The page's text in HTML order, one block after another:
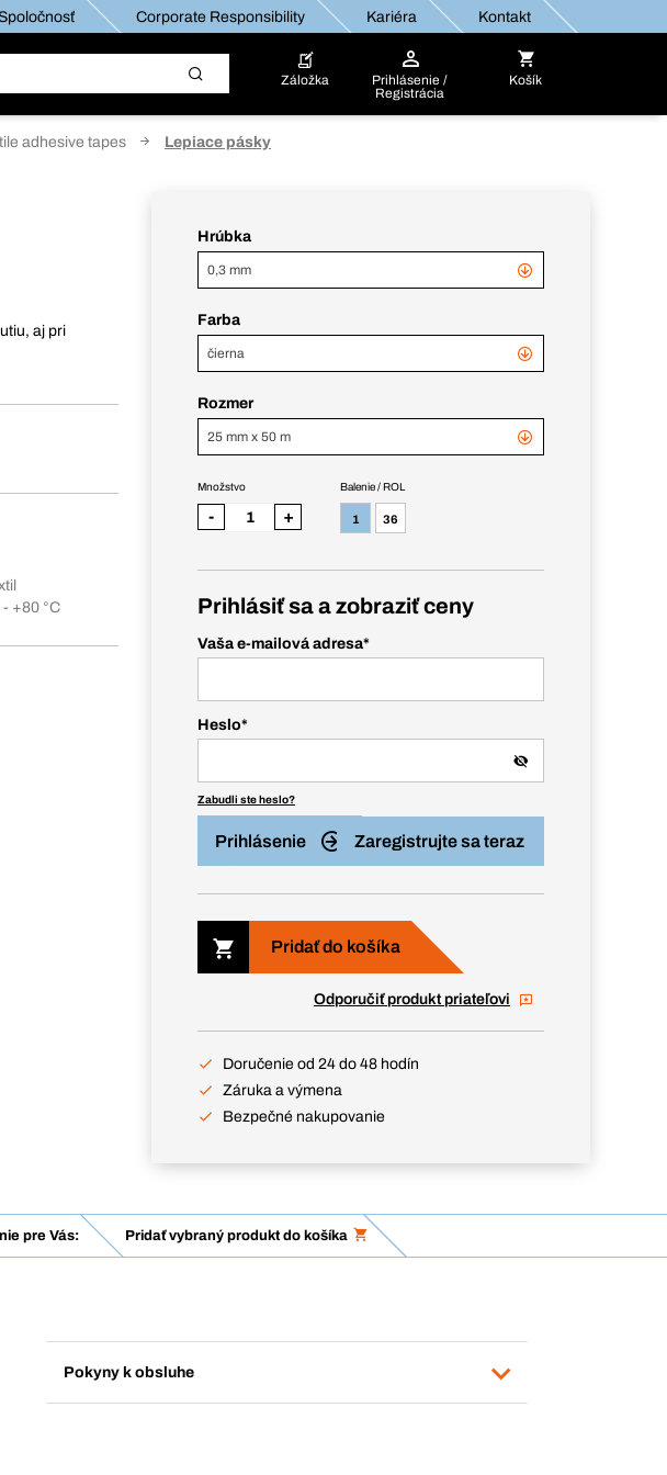
Corporate Responsibility Kariéra Kontakt
Záložka
Prihlásenie /
Registrácia
Košík
adhesive tapes Lepiace pásky
aj pri
+80 °C
Hrúbka
0,3 mm
Farba
čierna
Rozmer
25 mm x 50 m
Balenie / ROL
1 36
Množstvo
- +
Prihlásiť sa a zobraziť ceny
Vaša e-mailová adresa*
Heslo*
Zabudli ste heslo?
Prihlásenie Zaregistrujte sa teraz
Pridať do košíka
Odporučiť produkt priateľovi
Doručenie od 24 do 48 hodín
Záruka a výmena
Bezpečné nakupovanie
pre Vás: Pridať vybraný produkt do košíka
Pokyny k obsluhe